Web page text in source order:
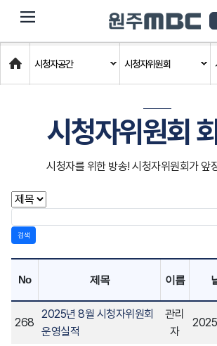
dehaze
Home
시청자공간 시청자위원회
시청자위원회
시청자를 위한 방송! 시청자위원회가 앞
검색
No 제목 이름
268
2025년 8월 시청자위원회
운영실적
관리
자